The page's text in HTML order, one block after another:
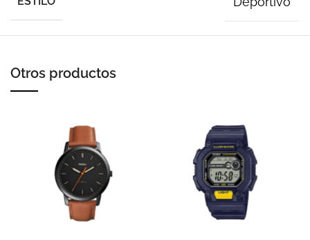
Otros productos